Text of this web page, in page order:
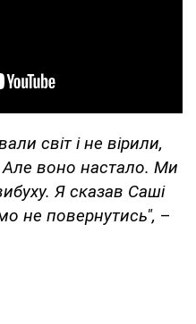
світ і не вірили,
воно настало. Ми
Я сказав Саші
не повернутись", –